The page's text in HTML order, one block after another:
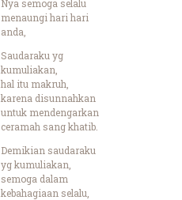
Nya semoga selalu
menaungi hari hari
anda,
Saudaraku yg
kumuliakan,
hal itu makruh,
karena disunnahkan
untuk mendengarkan
ceramah sang khatib.
Demikian saudaraku
yg kumuliakan,
semoga dalam
kebahagiaan selalu,